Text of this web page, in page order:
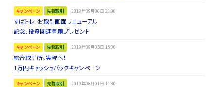
キャンペーン 先物取引 2019年09月06日 21:00
すばトレ！お取引画面リニューアル
記念、投資関連書籍プレゼント
キャンペーン 先物取引 2019年09月05日 15:30
総合取引所、実現へ！
1万円キャッシュバックキャンペーン
キャンペーン 先物取引 2019年08月01日 11:30